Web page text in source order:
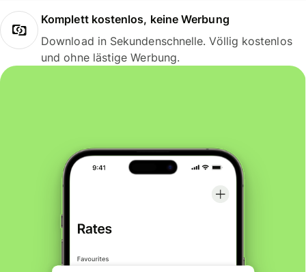
Komplett kostenlos, keine Werbung
Download in Sekundenschnelle. Völlig kostenlos
und ohne lästige Werbung.